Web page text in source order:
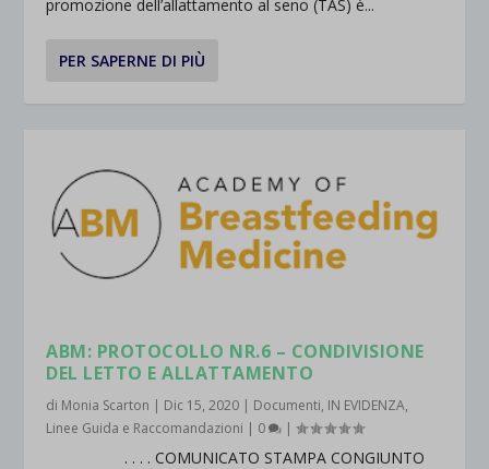
promozione dell’allattamento al seno (TAS) è...
PER SAPERNE DI PIÙ
ABM: PROTOCOLLO NR.6 – CONDIVISIONE
DEL LETTO E ALLATTAMENTO
di Monia Scarton | Dic 15, 2020 | Documenti, IN EVIDENZA,
Linee Guida e Raccomandazioni | 0 |
. . . . COMUNICATO STAMPA CONGIUNTO